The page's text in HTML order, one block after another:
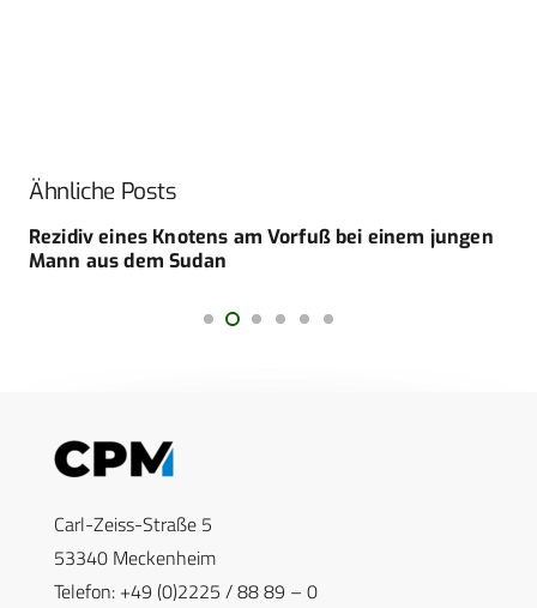
Ähnliche Posts
Rezidiv eines Knotens am Vorfuß bei einem jungen
Mann aus dem Sudan
Carl-Zeiss-Straße 5
53340 Meckenheim
Telefon: +49 (0)2225 / 88 89 – 0